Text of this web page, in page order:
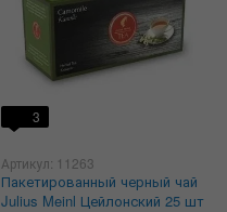
3
Артикул: 11263
Пакетированный черный чай
Julius Meinl Цейлонский 25 шт